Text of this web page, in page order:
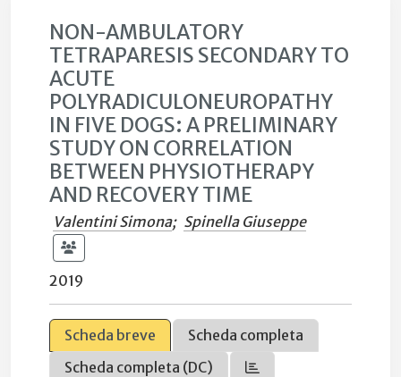
NON-AMBULATORY
TETRAPARESIS SECONDARY TO
ACUTE
POLYRADICULONEUROPATHY
IN FIVE DOGS: A PRELIMINARY
STUDY ON CORRELATION
BETWEEN PHYSIOTHERAPY
AND RECOVERY TIME
Valentini Simona; Spinella Giuseppe
2019
Scheda breve
Scheda completa
Scheda completa (DC)